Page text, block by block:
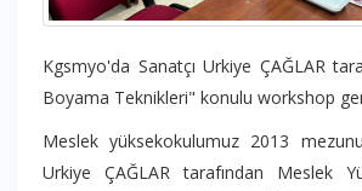
Kgsmyo'da Sanatçı Urkiye ÇAĞLAR
Boyama Teknikleri" konulu workshop
Meslek yüksekokulumuz 2013
Urkiye ÇAĞLAR tarafından Meslek